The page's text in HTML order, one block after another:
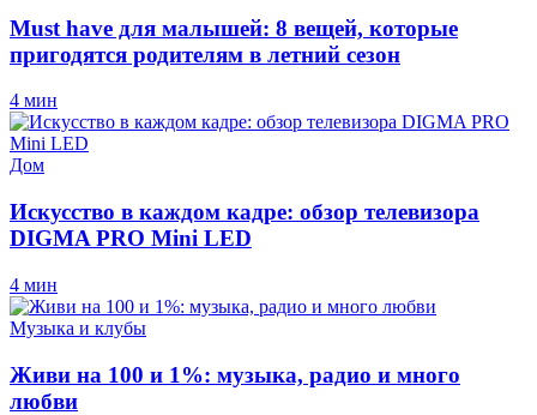
Must have для малышей: 8 вещей, которые
пригодятся родителям в летний сезон
4 мин
Дом
Искусство в каждом кадре: обзор телевизора
DIGMA PRO Mini LED
4 мин
Музыка и клубы
Живи на 100 и 1%: музыка, радио и много
любви